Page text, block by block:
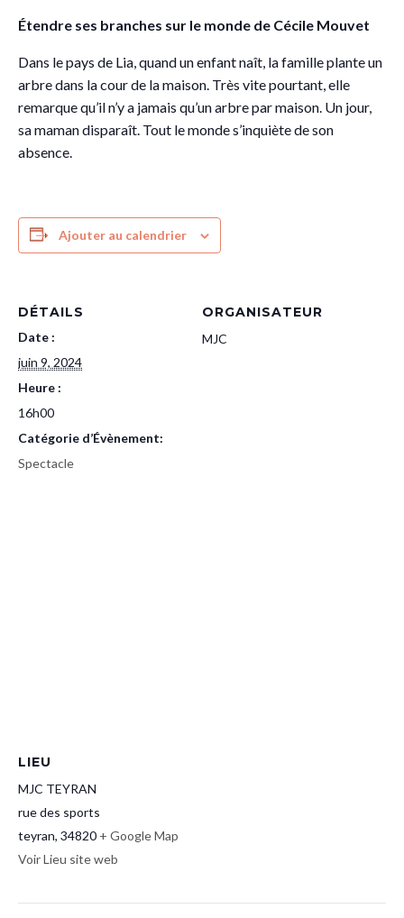
Étendre ses branches sur le monde de Cécile Mouvet
Dans le pays de Lia, quand un enfant naît, la famille plante un
arbre dans la cour de la maison. Très vite pourtant, elle
remarque qu’il n’y a jamais qu’un arbre par maison. Un jour,
sa maman disparaît. Tout le monde s’inquiète de son
absence.
Ajouter au calendrier
DÉTAILS
Date :
juin 9, 2024
Heure :
16h00
Catégorie d’Évènement:
Spectacle
ORGANISATEUR
MJC
LIEU
MJC TEYRAN
rue des sports
teyran, 34820 + Google Map
Voir Lieu site web